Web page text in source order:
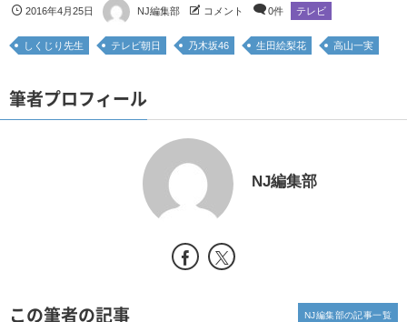
2016年4月25日 NJ編集部 コメント 0件 テレビ
しくじり先生 テレビ朝日 乃木坂46 生田絵梨花 高山一実
筆者プロフィール
NJ編集部
この筆者の記事 NJ編集部の記事一覧